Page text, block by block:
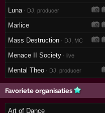
Luna · DJ, producer
Marlice
Mass Destruction · DJ, MC
Menace II Society · live
Mental Theo · DJ, producer
Favoriete organisaties
Art of Dance